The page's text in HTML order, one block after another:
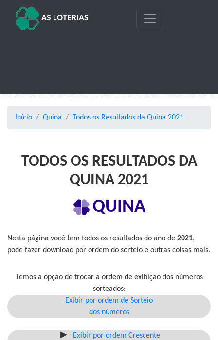
AS LOTERIAS
Início Quina Todos os Resultados da Quina 2021
TODOS OS RESULTADOS DA
QUINA 2021
QUINA
Nesta página você tem todos os resultados do ano de 2021,
pode fazer download por ordem do sorteio e outras coisas mais.
Temos a opção de trocar a ordem de exibição dos números
sorteados:
Exibir por ordem de Sorteio
dos números
Exibir por ordem Crescente